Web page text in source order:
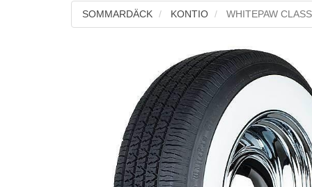
SOMMARDÄCK KONTIO WHITEPAW